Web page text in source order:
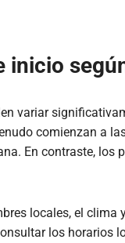
inicio
variar
comienzan a
En contraste, los
locales, el clima
los horarios